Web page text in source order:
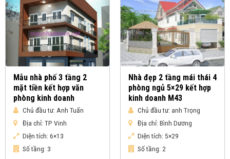
Mẫu nhà phố 3 tầng 2
mặt tiền kết hợp văn
phòng kinh doanh
Chủ đầu tư: Anh Tuấn
Địa chỉ: TP Vinh
Diện tích: 6×13
Số tầng: 3
Nhà đẹp 2 tầng mái thái 4
phòng ngủ 5×29 kết hợp
kinh doanh M43
Chủ đầu tư: anh Trọng
Địa chỉ: Bình Dương
Diện tích: 5×29
Số tầng: 2